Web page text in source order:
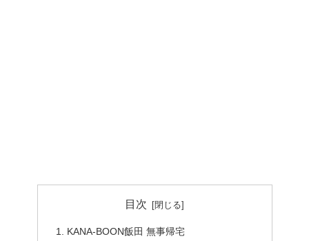
目次
KANA-BOON飯田 無事帰宅